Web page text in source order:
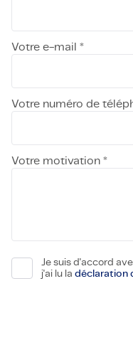
Votre e-mail *
Votre numéro de
Votre motivation *
Je suis d'accord
j'ai lu la déclaration